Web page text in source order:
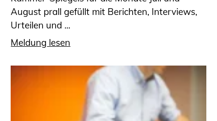
August prall gefüllt mit Berichten, Interviews,
Urteilen und ...
Meldung lesen